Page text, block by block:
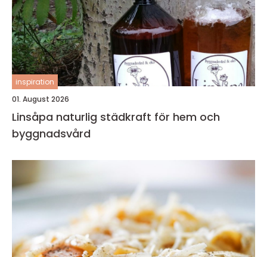
inspiration
01. August 2026
Linsåpa naturlig städkraft för hem och
byggnadsvård